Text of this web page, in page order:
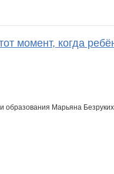
момент, когда
образования Марьяна